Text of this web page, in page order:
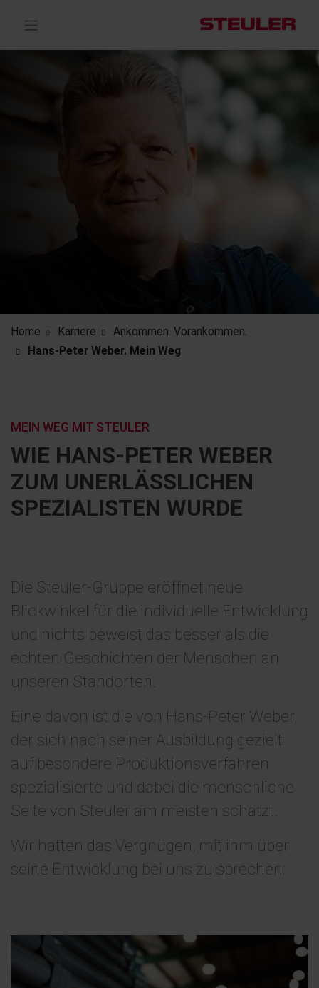
Home Karriere
Ankommen. Vorankommen.
Hans-Peter Weber. Mein Weg
WIE HANS-PETER WEBER
ZUM UNERLÄSSLICHEN
SPEZIALISTEN WURDE
MEIN WEG MIT STEULER
Die Steuler-Gruppe eröffnet neue
Blickwinkel für die individuelle Entwicklung
und nichts beweist das besser als die
echten Geschichten der Menschen an
unseren Standorten.
Eine davon ist die von Hans-Peter Weber,
der sich nach seiner Ausbildung gezielt
auf besondere Produktionsverfahren
spezialisierte und dabei die menschliche
Seite von Steuler am meisten schätzt.
Wir hatten das Vergnügen, mit ihm über
seine Entwicklung bei uns zu sprechen: